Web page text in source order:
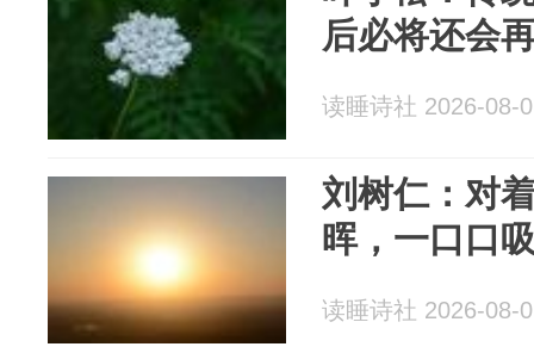
后必将还会
读睡诗社 2026-08-
刘树仁：对
晖，一口口
读睡诗社 2026-08-